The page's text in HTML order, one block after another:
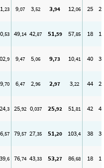
,23 9,07 3,52 3,94 12,06 25 24
,53 49,14 42,87 51,59 57,85 18 16
,9 9,47 5,06 9,73 10,41 40 32
,70 6,47 2,96 2,97 3,22 44 22
,3 25,92 0,037 25,92 51,81 42 42
,57 79,57 27,35 51,20 103,4 38 36
,6 76,74 43,33 53,27 86,68 18 11